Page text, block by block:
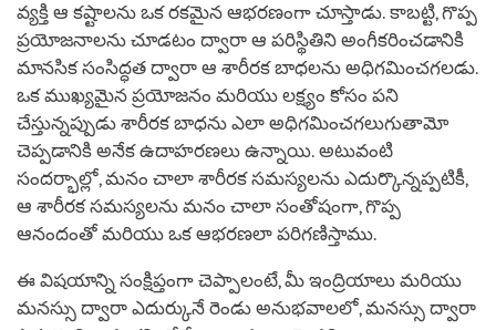
వ్యక్తి ఆ కష్టాలను ఒక రకమైన ఆభరణంగా చూస్తాడు. కాబట్టి, గొప్ప
ప్రయోజనాలను చూడటం ద్వారా ఆ పరిస్థితిని అంగీకరించడానికి
మానసిక సంసిద్ధత ద్వారా ఆ శారీరక బాధలను అధిగమించగలడు.
ఒక ముఖ్యమైన ప్రయోజనం మరియు లక్ష్యం కోసం పని
చేస్తున్నప్పుడు శారీరక బాధను ఎలా అధిగమించగలుగుతామో
చెప్పడానికి అనేక ఉదాహరణలు ఉన్నాయి. అటువంటి
సందర్భాల్లో, మనం చాలా శారీరక సమస్యలను ఎదుర్కొన్నప్పటికీ,
ఆ శారీరక సమస్యలను మనం చాలా సంతోషంగా, గొప్ప
ఆనందంతో మరియు ఒక ఆభరణలా పరిగణిస్తాము.
ఈ విషయాన్ని సంక్షిప్తంగా చెప్పాలంటే, మీ ఇంద్రియాలు మరియు
మనస్సు ద్వారా ఎదుర్కునే రెండు అనుభవాలలో, మనస్సు ద్వారా